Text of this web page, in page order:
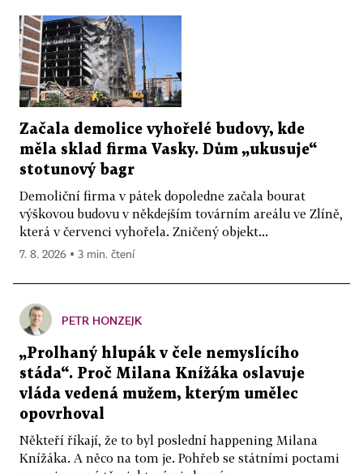
Začala demolice vyhořelé budovy, kde
měla sklad firma Vasky. Dům „ukusuje“
stotunový bagr
Demoliční firma v pátek dopoledne začala bourat
výškovou budovu v někdejším továrním areálu ve Zlíně,
která v červenci vyhořela. Zničený objekt...
7. 8. 2026 ▪ 3 min. čtení
PETR HONZEJK
„Prolhaný hlupák v čele nemyslícího
stáda“. Proč Milana Knížáka oslavuje
vláda vedená mužem, kterým umělec
opovrhoval
Někteří říkají, že to byl poslední happening Milana
Knížáka. A něco na tom je. Pohřeb se státními poctami